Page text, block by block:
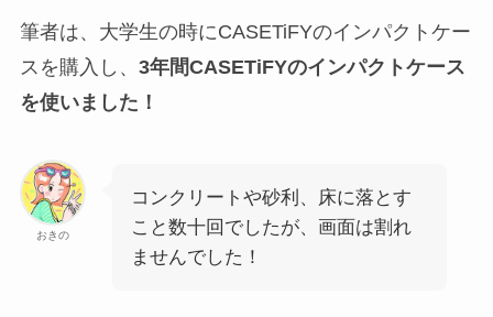
筆者は、大学生の時にCASETiFYのインパクトケー
スを購入し、 3年間CASETiFYのインパクトケース
を使いました！
おきの
コンクリートや砂利、床に落とす
こと数十回でしたが、画面は割れ
ませんでした！